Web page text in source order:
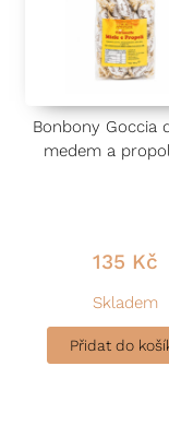
Bonbony Goccia
medem a
135 Kč
Skladem
Přidat do